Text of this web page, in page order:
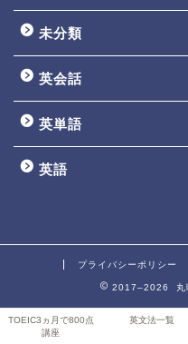
未分類
英会話
英単語
英語
プライバシーポリシー
2017–2026 丸
TOEIC3ヵ月で800点
講座
英文法一覧